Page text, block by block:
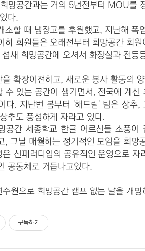
망공간과는 거의 5년전부터 MOU를
다.
소할 때 냉장고를 후원했고, 지난해 폭
하 회원들은 오래전부터 희망공간 회원
새 희망공간에 오셔서 화장실과 전
을 확장이전하고, 새로운 봉사 활동의
수 있는 공간이 생기면서, 전국에 계
다. 지난번 봄부터 '해드림' 팀은 상추
추도 풍성하게 자라고 있다.
공간 세종학교 한글 어르신들 소풍이
, 그날 매월하는 정기적인 모임을 희망
은 신패러다임의 공유적인 운영으로
공동체로 거듭나고있다.
수원으로 희망공간 캠프 없는 날을 개
구독하기